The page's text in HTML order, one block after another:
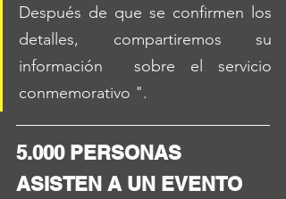
Después de que se confirmen los
detalles, compartiremos su
información  sobre el servicio
conmemorativo ".
5.000 PERSONAS
ASISTEN A UN EVENTO